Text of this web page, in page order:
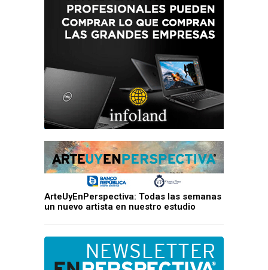
ArteUyEnPerspectiva: Todas las semanas
un nuevo artista en nuestro estudio